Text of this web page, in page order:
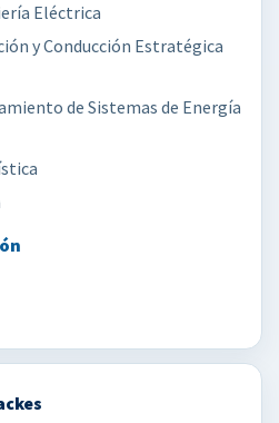
Eléctrica
y Conducción Estratégica
de Sistemas de Energía